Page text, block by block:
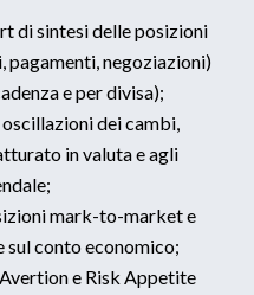
di sintesi delle posizioni
pagamenti, negoziazioni)
e per divisa);
dei cambi,
in valuta e agli
mark-to-market e
sul conto economico;
e Risk Appetite